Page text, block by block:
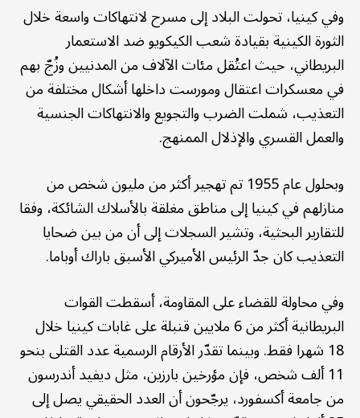
وفي كينيا، تحولت البلاد إلى مسرح لانتهاكات واسعة خلال
الثورة الكينية بقيادة شعب الكيكويو ضد الاستعمار
البريطاني، حيث اعتُقل مئات الآلاف من المدنيين وزُجّ بهم
في معسكرات اعتقال ومورست داخلها أشكال مختلفة من
التعذيب، شملت الضرب والتجويع والانتهاكات الجنسية
والعمل القسري والإذلال الممنهج.
وبحلول عام 1955 تم تهجير أكثر من مليون شخص من
منازلهم في كينيا إلى مناطق مغلقة بالأسلاك الشائكة، وفقا
للتقارير البحثية، وتشير السجلات إلى أن من بين ضحايا
التعذيب كان جدّ الرئيس الأميركي الأسبق باراك أوباما.
وفي محاولة للقضاء على المقاومة، أسقطت القوات
البريطانية أكثر من 6 ملايين قنبلة على غابات كينيا خلال
18 شهرا فقط. وبينما تقدّر الأرقام الرسمية عدد القتلى بنحو
11 ألف شخص، فإن مؤرخين بارزين، مثل ديفيد أندرسون
من جامعة أكسفورد، يرجّحون أن العدد الحقيقي يصل إلى